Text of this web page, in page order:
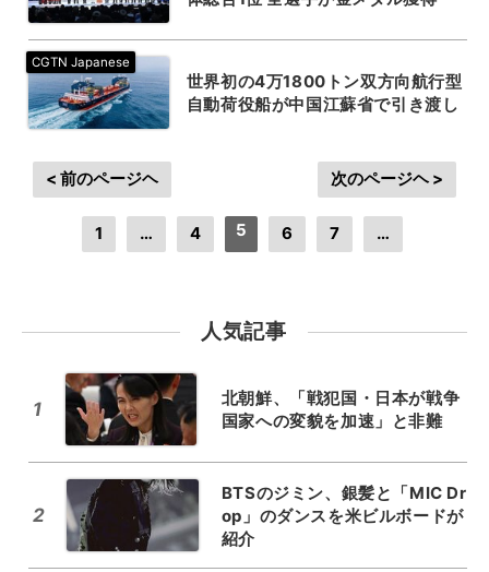
世界初の4万1800トン双方向航行型
自動荷役船が中国江蘇省で引き渡し
< 前のページヘ
1 … 4 5 6 7 …
次のページヘ >
人気記事
1
北朝鮮、「戦犯国・日本が戦争
国家への変貌を加速」と非難
2
BTSのジミン、銀髪と「MIC Dr
op」のダンスを米ビルボードが
紹介